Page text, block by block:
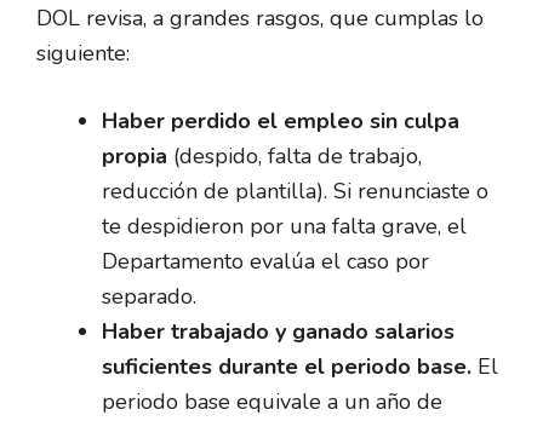
DOL revisa, a grandes rasgos, que cumplas lo
siguiente:
Haber perdido el empleo sin culpa
propia (despido, falta de trabajo,
reducción de plantilla). Si renunciaste o
te despidieron por una falta grave, el
Departamento evalúa el caso por
separado.
Haber trabajado y ganado salarios
suficientes durante el periodo base. El
periodo base equivale a un año de